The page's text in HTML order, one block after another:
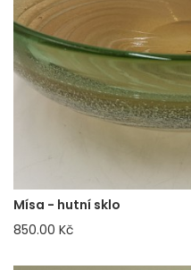
Mísa - hutní sklo
850.00 Kč